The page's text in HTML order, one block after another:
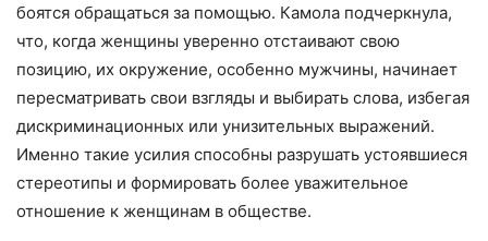
боятся обращаться за помощью. Камола подчеркнула,
что, когда женщины уверенно отстаивают свою
позицию, их окружение, особенно мужчины, начинает
пересматривать свои взгляды и выбирать слова, избегая
дискриминационных или унизительных выражений.
Именно такие усилия способны разрушать устоявшиеся
стереотипы и формировать более уважительное
отношение к женщинам в обществе.